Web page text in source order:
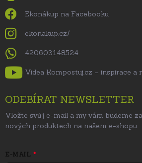
Ekonákup na Facebooku
ekonakup.cz/
420603148524
Videa Kompostuj.cz – inspirace a
ODEBÍRAT NEWSLETTER
Vložte svůj e-mail a my vám budeme
nových produktech na našem e-shopu.
E-MAIL